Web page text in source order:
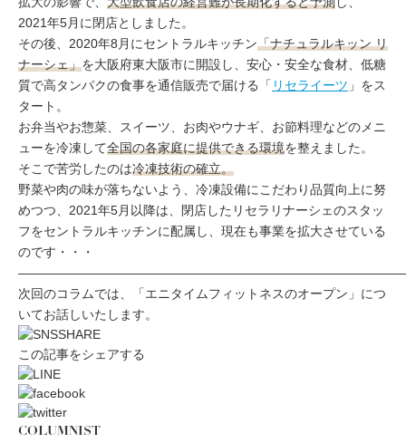
2021年5月に閉店としました。
その後、2020年8月にセントラルキッチン「ナチュラルキッン リ
ナーシェ」を大阪府東大阪市に開設し、安心・安全な食材、低糖
質で高タンパクの食事を通信販売で届ける「 リセライーツ 」をス
タート。
お弁当やお惣菜、スイーツ、お肉やウナギ、お節料理などのメニ
ューを冷凍して全国の各家庭に提供できる環境を整えました。
そこで苦労したのは冷凍技術の確立。
野菜や肉の味が落ちないよう、冷凍設備にこだわり品質向上に努
めつつ、2021年5月以降は、閉店したリセラリナーシェのスタッ
フをセントラルキッチンに配属し、現在も事業を拡大させている
のです・・・
次回のコラムでは、「エニタイムフィットネスのオープン」につ
いてお話しいたします。
この記事をシェアする
COLUMNIST